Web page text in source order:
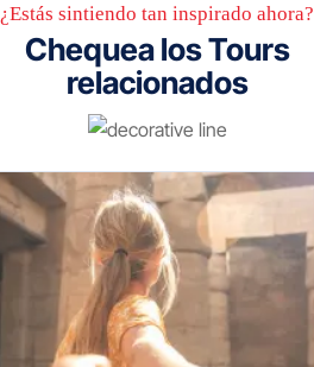
¿Estás sintiendo tan inspirado ahora?
Chequea los Tours
relacionados